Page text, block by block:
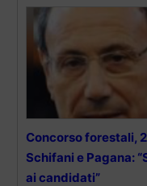
Concorso forestali,
Schifani e Pagana:
ai candidati”